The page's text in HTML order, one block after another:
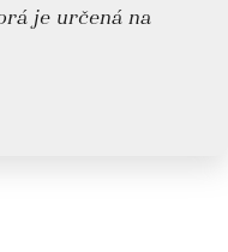
je určená na